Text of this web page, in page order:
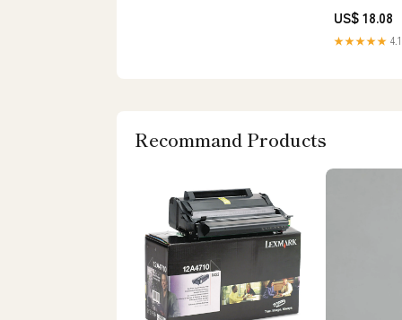
valve/Electric/
actuator valve
US$ 18.08
★★★★★
Recommand Products